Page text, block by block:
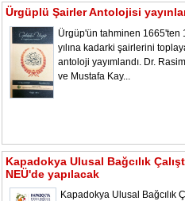
Ürgüplü Şairler Antolojisi
Ürgüp'ün tahminen 1665'ten
yılına kadarki şairlerini
antoloji yayımlandı. Dr.
ve Mustafa Kay...
Kapadokya Ulusal Bağcılık
NEÜ'de yapılacak
Kapadokya Ulusal Bağcılık